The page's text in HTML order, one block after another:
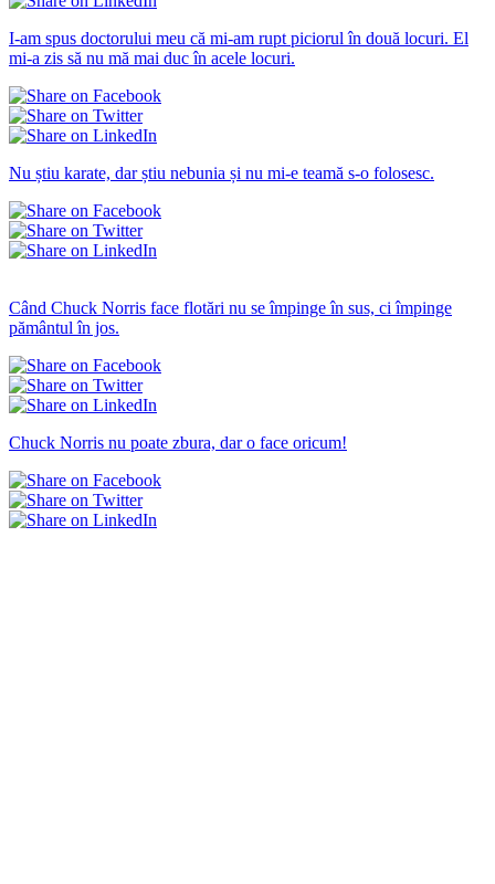
I-am spus doctorului meu că mi-am rupt piciorul în două locuri. El
mi-a zis să nu mă mai duc în acele locuri.
Nu știu karate, dar știu nebunia și nu mi-e teamă s-o folosesc.
Când Chuck Norris face flotări nu se împinge în sus, ci împinge
pământul în jos.
Chuck Norris nu poate zbura, dar o face oricum!